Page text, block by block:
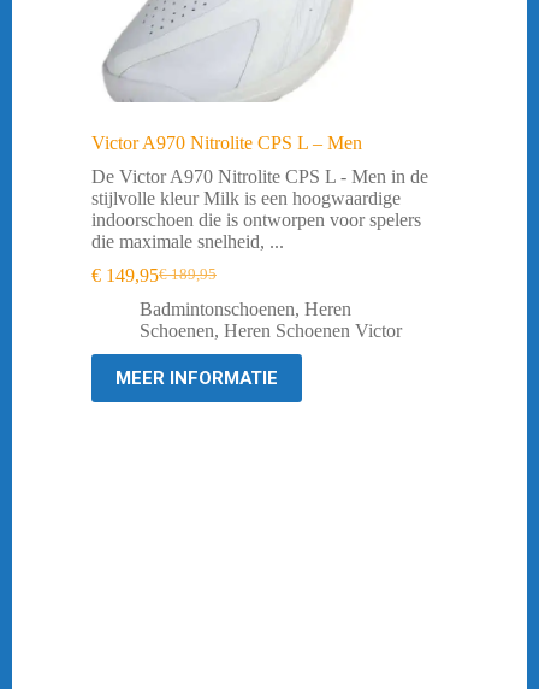
Victor A970 Nitrolite CPS L – Men
De Victor A970 Nitrolite CPS L - Men in de
stijlvolle kleur Milk is een hoogwaardige
indoorschoen die is ontworpen voor spelers
die maximale snelheid, ...
€189,95
Oorspronkelijke
prijs
was:
€ 149,95Huidige
prijs
is:
Badmintonschoenen, Heren
Schoenen, Heren Schoenen Victor
MEER INFORMATIE